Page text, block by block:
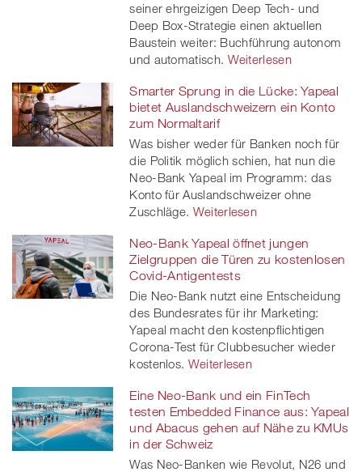
seiner ehrgeizigen Deep Tech- und
Deep Box-Strategie einen aktuellen
Baustein weiter: Buchführung autonom
und automatisch. Weiterlesen
Smarter Sprung in die Lücke: Yapeal
bietet Auslandschweizern ein Konto
zum Normaltarif
Was bisher weder für Banken noch für
die Politik möglich schien, hat nun die
Neo-Bank Yapeal im Programm: das
Konto für Auslandschweizer ohne
Zuschläge. Weiterlesen
Neo-Bank Yapeal öffnet jungen
Zielgruppen die Türen zu kostenlosen
Covid-Antigentests
Die Neo-Bank nutzt eine Entscheidung
des Bundesrates für ihr Marketing:
Yapeal macht den kostenpflichtigen
Corona-Test für Clubbesucher wieder
kostenlos. Weiterlesen
Eine Neo-Bank und ein FinTech
testen Embedded Finance aus: Yapeal
und Abacus gehen auf Nähe zu KMUs
in der Schweiz
Was Neo-Banken wie Revolut, N26 und